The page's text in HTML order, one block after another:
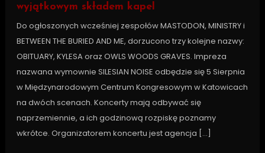
wyjątkowym składem kapel
Do ogłoszonych wcześniej zespołów MASTODON, MINISTRY i
BETWEEN THE BURIED AND ME, dorzucono trzy kolejne nazwy:
OBITUARY, KYLESA oraz OWLS WOODS GRAVES. Impreza
nazwana wymownie SILESIAN NOISE odbędzie się 5 Sierpnia
w Międzynarodowym Centrum Kongresowym w Katowicach
na dwóch scenach. Koncerty mają odbywać się
naprzemiennie, a ich godzinową rozpiskę poznamy
wkrótce. Organizatorem koncertu jest agencja […]